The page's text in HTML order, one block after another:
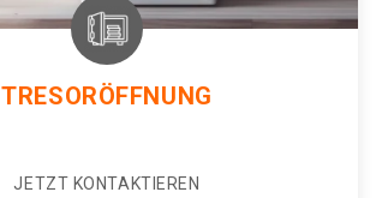
TRESORÖFFNUNG
JETZT KONTAKTIEREN